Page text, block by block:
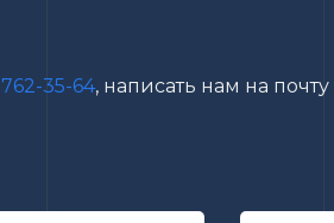
35-64, написать нам на почту